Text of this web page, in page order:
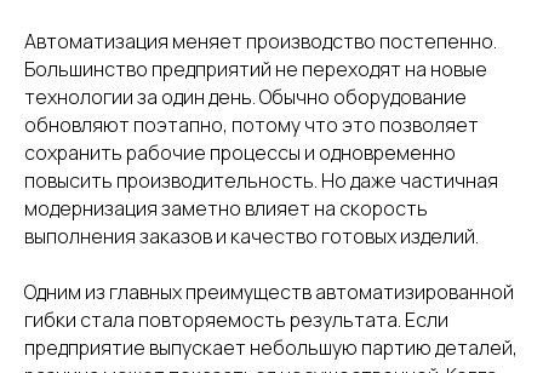
Автоматизация меняет производство постепенно.
Большинство предприятий не переходят на новые
технологии за один день. Обычно оборудование
обновляют поэтапно, потому что это позволяет
сохранить рабочие процессы и одновременно
повысить производительность. Но даже частичная
модернизация заметно влияет на скорость
выполнения заказов и качество готовых изделий.
Одним из главных преимуществ автоматизированной
гибки стала повторяемость результата. Если
предприятие выпускает небольшую партию деталей,